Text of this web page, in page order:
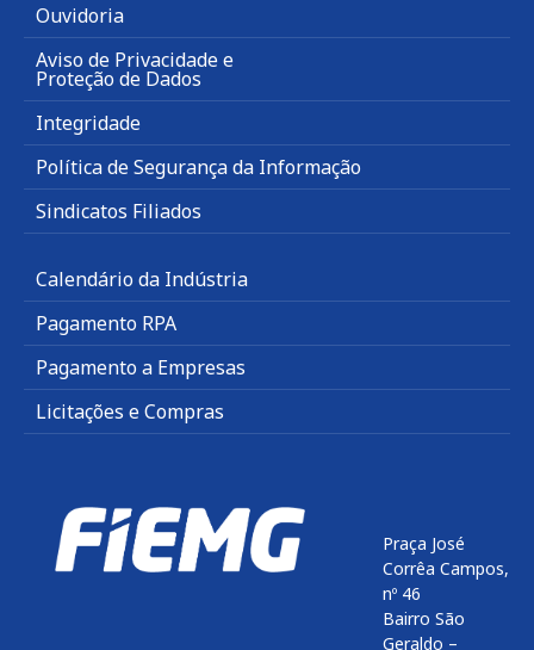
Ouvidoria
Aviso de Privacidade e
Proteção de Dados
Integridade
Política de Segurança da Informação
Sindicatos Filiados
Calendário da Indústria
Pagamento RPA
Pagamento a Empresas
Licitações e Compras
Praça José
Corrêa Campos,
nº 46
Bairro São
Geraldo –